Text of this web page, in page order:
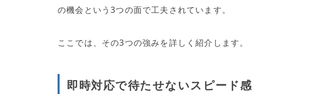
の機会という3つの面で工夫されています。
ここでは、その3つの強みを詳しく紹介します。
即時対応で待たせないスピード感